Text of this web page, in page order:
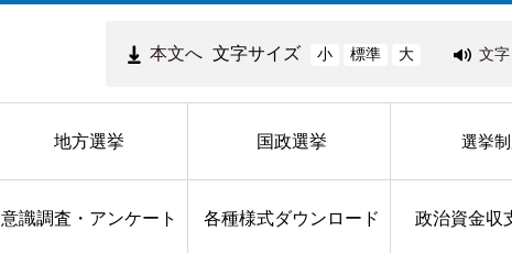
本文へ 文字サイズ 小 標準 大 文
地方選挙 国政選挙 選挙
意識調査・アンケート 各種様式ダウンロード 政治資金収